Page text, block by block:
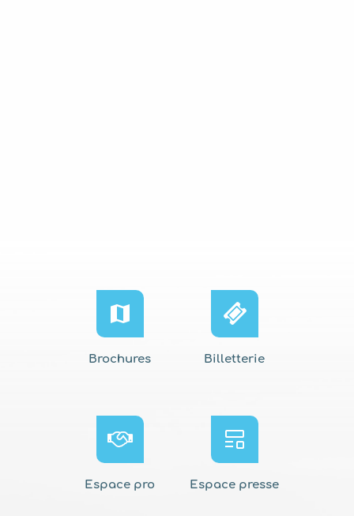
Brochures Billetterie
Espace pro Espace presse